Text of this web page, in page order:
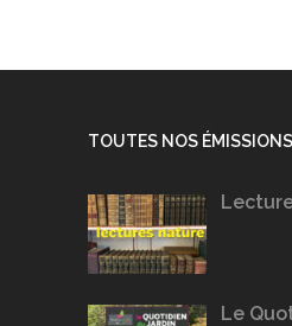
TOUTES NOS ÉMISSIONS
Le